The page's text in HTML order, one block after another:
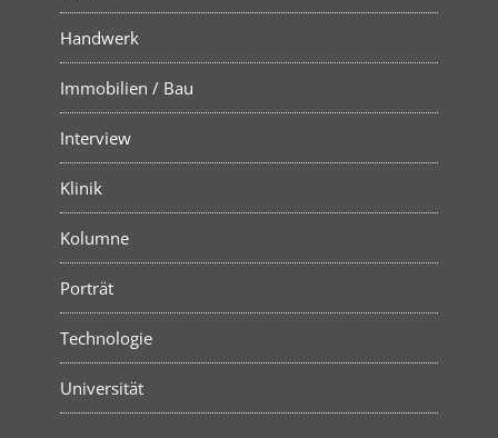
Handwerk
Immobilien / Bau
Interview
Klinik
Kolumne
Porträt
Technologie
Universität